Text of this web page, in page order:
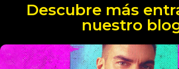
Descubre más
nuestro